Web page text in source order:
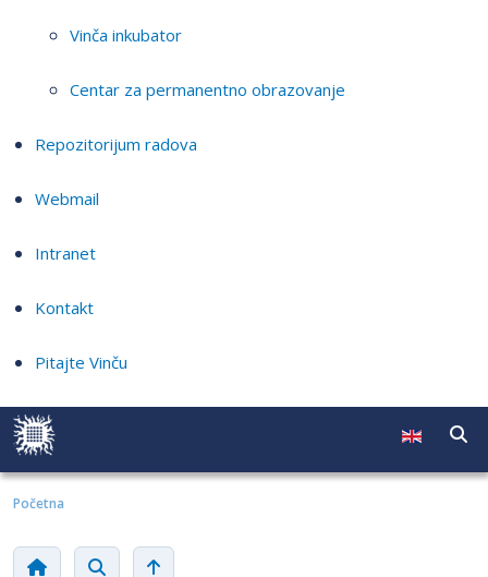
Vinča inkubator
Centar za permanentno obrazovanje
Repozitorijum radova
Webmail
Intranet
Kontakt
Pitajte Vinču
Početna